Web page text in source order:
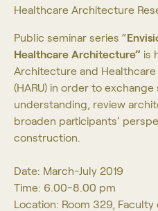
Healthcare Architecture
Public seminar series “
Healthcare Architecture” is
Architecture and
(HARU) in order to exchange
understanding, review
broaden participants’
construction.
Date: March-July 2019
Time: 6.00-8.00 pm
Location: Room 329,